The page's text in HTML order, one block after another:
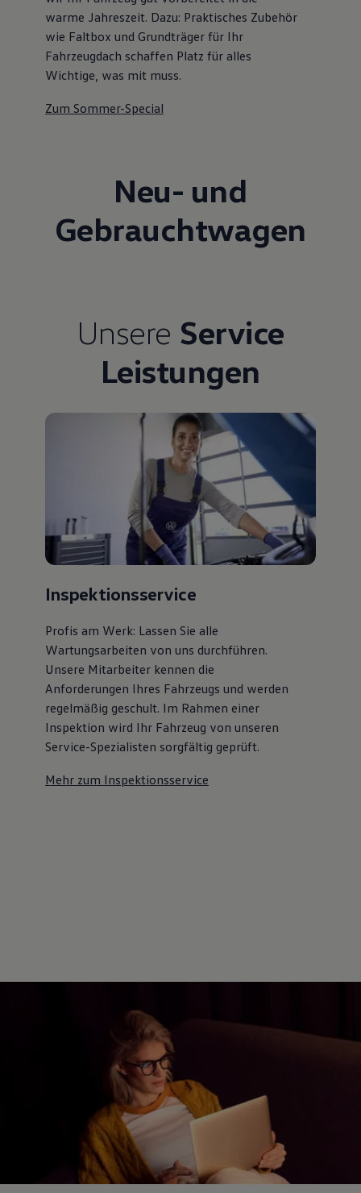
warme Jahreszeit. Dazu: Praktisches Zubehör
wie Faltbox und Grundträger für Ihr
Fahrzeugdach schaffen Platz für alles
Wichtige, was mit muss.
Zum Sommer-Special
Neu- und
Gebrauchtwagen
Unsere Service
Leistungen
Inspektionsservice
Profis am Werk: Lassen Sie alle
Wartungsarbeiten von uns durchführen.
Unsere Mitarbeiter kennen die
Anforderungen Ihres Fahrzeugs und werden
regelmäßig geschult. Im Rahmen einer
Inspektion wird Ihr Fahrzeug von unseren
Service-Spezialisten sorgfältig geprüft.
Mehr zum Inspektionsservice
Reparatur und Service